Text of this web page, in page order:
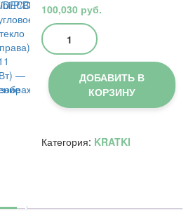
100,030 руб.
Количество
товара
Каминная
топка
Kratki
Zibi/P/BS/DECO
справа)
ДОБАВИТЬ В
КОРЗИНУ
Категория: KRATKI